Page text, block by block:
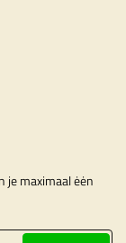
je maximaal ėėn